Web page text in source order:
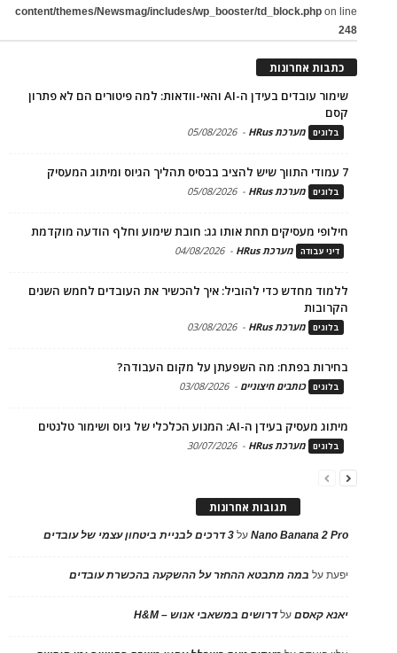
content/themes/Newsmag/includes/wp_booster/td_block.php on line
248
כתבות אחרונות
שימור עובדים בעידן ה-AI והאי-וודאות: למה פיטורים הם לא פתרון
קסם
בלוגים מערכת HRus -
05/08/2026
7 עמודי התווך שיש להציב בבסיס תהליך הגיוס ומיתוג המעסיק
בלוגים מערכת HRus -
05/08/2026
חילופי מעסיקים תחת אותו גג: חובת שימוע וחלף הודעה מוקדמת
דיני עבודה מערכת HRus -
04/08/2026
ללמוד מחדש כדי להוביל: איך להכשיר את העובדים לחמש השנים
הקרובות
בלוגים מערכת HRus -
03/08/2026
בחירות בפתח: מה השפעתן על מקום העבודה?
בלוגים כותבים חיצוניים -
03/08/2026
מיתוג מעסיק בעידן ה-AI: המנוע הכלכלי של גיוס ושימור טלנטים
בלוגים מערכת HRus -
30/07/2026
תגובות אחרונות
Nano Banana 2 Proעל 3 דרכים לבניית ביטחון עצמי של עובדים
יפעתעל במה מתבטא ההחזר על ההשקעה בהכשרת עובדים
יאנא קאסםעלדרושים במשאבי אנוש – H&M